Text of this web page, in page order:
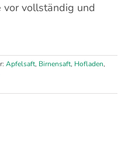
vollständig und
Apfelsaft, Birnensaft, Hofladen,